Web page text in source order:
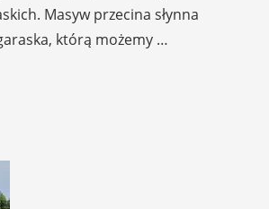
Masyw przecina słynna
którą możemy …